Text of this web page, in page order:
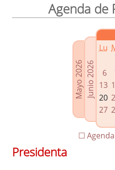
Presidencia
Enlaces
Agenda de Presidencia
Plenos provinciales y Juntas de
Oficina de Proyectos Europeos
Agenda de
Mayo 2026Junio 2026
Lu
6
13
20
27
☐
Presidenta